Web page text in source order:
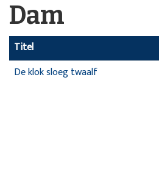
Dam
Titel
De klok sloeg twaalf